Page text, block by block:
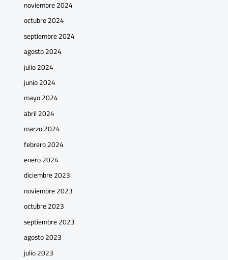
noviembre 2024
octubre 2024
septiembre 2024
agosto 2024
julio 2024
junio 2024
mayo 2024
abril 2024
marzo 2024
febrero 2024
enero 2024
diciembre 2023
noviembre 2023
octubre 2023
septiembre 2023
agosto 2023
julio 2023